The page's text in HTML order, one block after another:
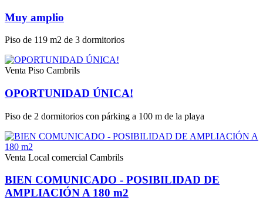
Muy amplio
Piso de 119 m2 de 3 dormitorios
Venta Piso Cambrils
OPORTUNIDAD ÚNICA!
Piso de 2 dormitorios con párking a 100 m de la playa
Venta Local comercial Cambrils
BIEN COMUNICADO - POSIBILIDAD DE
AMPLIACIÓN A 180 m2